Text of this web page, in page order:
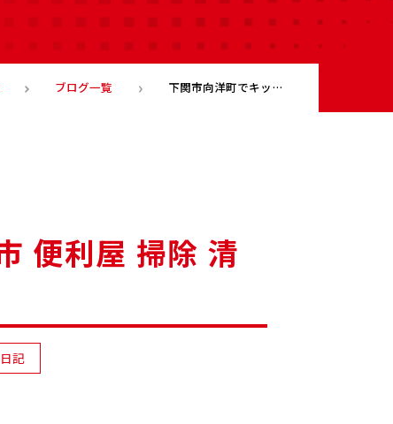
ブログ一覧 下関市向洋町でキッチンクリーニング ★下関市 便利屋 掃除 清掃★
便利屋 掃除 清
記